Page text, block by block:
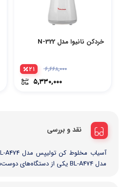
خردکن نانیوا مدل N-322
۶,۶۶۸,۰۰۰
۵,۳۳۰,۰۰۰
۲۱
نقد و بررسی
مدل BL-A474 یکی از دستگاه‌های دوست‌داشتنی تولیپس پلاس است...